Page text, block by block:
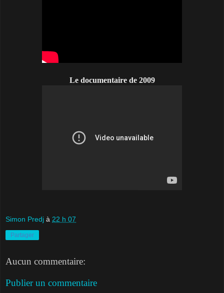
Le documentaire de 2009
Simon Predj à 22 h 07
Partager
Aucun commentaire:
Publier un commentaire